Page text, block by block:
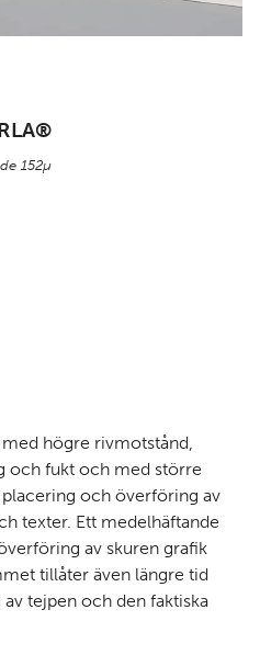
152µ
högre rivmotstånd,
och fukt och med större
och överföring av
texter. Ett medelhäftande
av skuren grafik
tillåter även längre tid
tejpen och den faktiska